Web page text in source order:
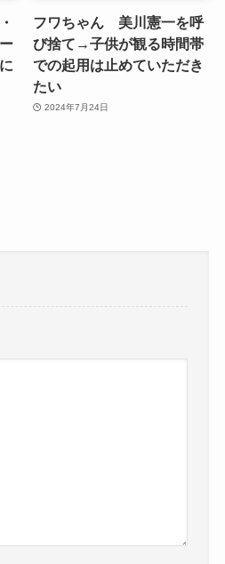
フワちゃん 美川憲一を呼
び捨て→子供が観る時間帯
での起用は止めていただき
たい
2024年7月24日